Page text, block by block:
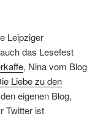
Leipziger
das Lesefest
, Nina vom Blog
Liebe zu den
eigenen Blog,
Twitter ist